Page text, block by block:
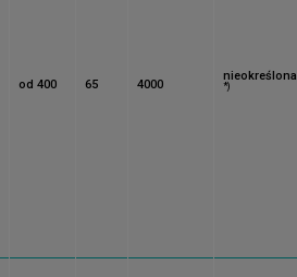
od 400 65 4000
nieokreślona
*)